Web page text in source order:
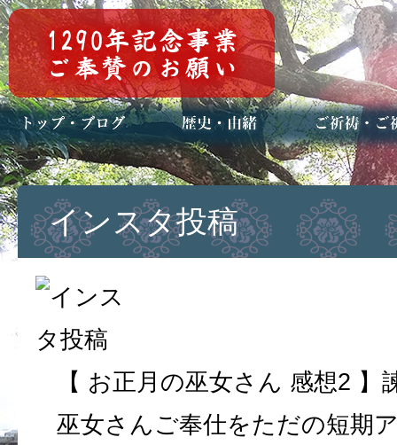
トップページ
ブログ(日々八百万)
お知らせ一覧 歴史・ご祭神
年中行事
メディア掲載 ご祈祷・ご祈
安産祈願
初宮参り
七五三詣
長寿のお祝い
神前結婚式
厄祓い・方位
車のお祓い
地鎮祭
神葬祭（神式
インスタ投稿
【 お正月の巫女さん 感想2
巫女さんご奉仕をただの短期